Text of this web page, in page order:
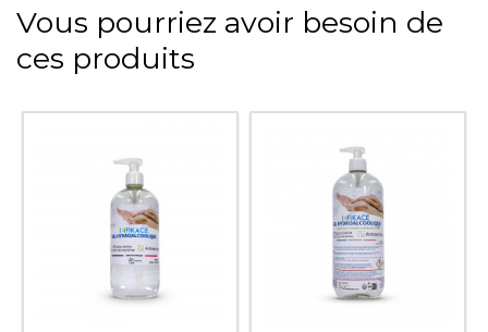
Vous pourriez avoir besoin de
ces produits